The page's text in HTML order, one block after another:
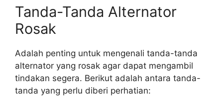
Tanda-Tanda Alternator
Rosak
Adalah penting untuk mengenali tanda-tanda
alternator yang rosak agar dapat mengambil
tindakan segera. Berikut adalah antara tanda-
tanda yang perlu diberi perhatian: